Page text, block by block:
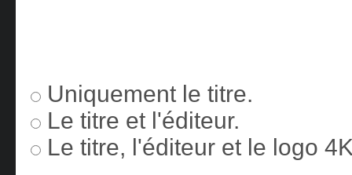
Uniquement le titre.
Le titre et l'éditeur.
Le titre, l'éditeur et le logo